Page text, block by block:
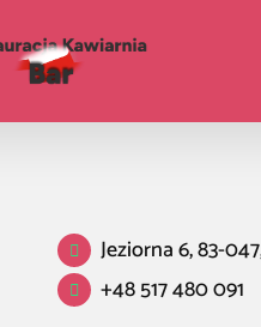
Jeziorna 6, 83-
+48 517 480 091